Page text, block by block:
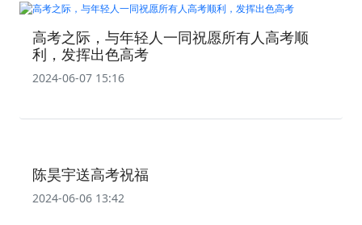
高考之际，与年轻人一同祝愿所有人高考顺
利，发挥出色高考
2024-06-07 15:16
陈昊宇送高考祝福
2024-06-06 13:42